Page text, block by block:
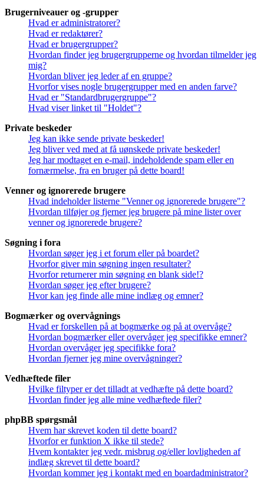
Brugerniveauer og -grupper
Hvad er administratorer?
Hvad er redaktører?
Hvad er brugergrupper?
Hvordan finder jeg brugergrupperne og hvordan tilmelder jeg
mig?
Hvordan bliver jeg leder af en gruppe?
Hvorfor vises nogle brugergrupper med en anden farve?
Hvad er "Standardbrugergruppe"?
Hvad viser linket til "Holdet"?
Private beskeder
Jeg kan ikke sende private beskeder!
Jeg bliver ved med at få uønskede private beskeder!
Jeg har modtaget en e-mail, indeholdende spam eller en
fornærmelse, fra en bruger på dette board!
Venner og ignorerede brugere
Hvad indeholder listerne "Venner og ignorerede brugere"?
Hvordan tilføjer og fjerner jeg brugere på mine lister over
venner og ignorerede brugere?
Søgning i fora
Hvordan søger jeg i et forum eller på boardet?
Hvorfor giver min søgning ingen resultater?
Hvorfor returnerer min søgning en blank side!?
Hvordan søger jeg efter brugere?
Hvor kan jeg finde alle mine indlæg og emner?
Bogmærker og overvågnings
Hvad er forskellen på at bogmærke og på at overvåge?
Hvordan bogmærker eller overvåger jeg specifikke emner?
Hvordan overvåger jeg specifikke fora?
Hvordan fjerner jeg mine overvågninger?
Vedhæftede filer
Hvilke filtyper er det tilladt at vedhæfte på dette board?
Hvordan finder jeg alle mine vedhæftede filer?
phpBB spørgsmål
Hvem har skrevet koden til dette board?
Hvorfor er funktion X ikke til stede?
Hvem kontakter jeg vedr. misbrug og/eller lovligheden af
indlæg skrevet til dette board?
Hvordan kommer jeg i kontakt med en boardadministrator?